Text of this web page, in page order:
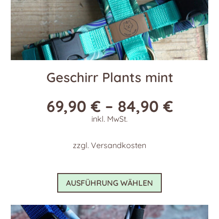
Geschirr Plants mint
69,90€ – 84,90€
inkl. MwSt.
zzgl. Versandkosten
AUSFÜHRUNG WÄHLEN
Dieses
weist
mehrere